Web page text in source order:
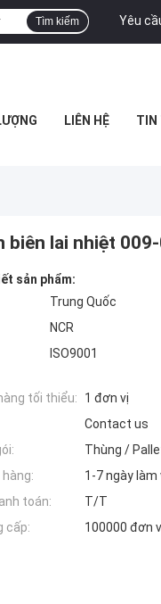
Yêu
Tìm kiếm
LIÊN HỆ TIN
biên lai nhiệt
sản phẩm:
Trung Quốc
NCR
ISO9001
tối thiểu:
1 đơn vị
Contact us
Thùng /
1-7 ngày làm
toán:
T/T
cấp:
100000 đơn